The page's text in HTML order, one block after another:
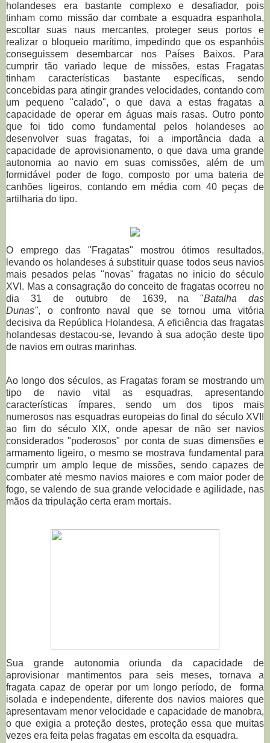
holandeses era bastante complexo e desafiador, pois
tinham como missão dar combate a esquadra espanhola,
escoltar suas naus mercantes, proteger seus portos e
realizar o bloqueio marítimo, impedindo que os espanhóis
conseguissem desembarcar nos Países Baixos. Para
cumprir tão variado leque de missões, estas Fragatas
tinham características bastante específicas, sendo
concebidas para atingir grandes velocidades, contando com
um pequeno "calado", o que dava a estas fragatas a
capacidade de operar em águas mais rasas. Outro ponto
que foi tido como fundamental pelos holandeses ao
desenvolver suas fragatas, foi a importância dada a
capacidade de aprovisionamento, o que dava uma grande
autonomia ao navio em suas comissões, além de um
formidável poder de fogo, composto por uma bateria de
canhões ligeiros, contando em média com 40 peças de
artilharia do tipo.
O emprego das "Fragatas" mostrou ótimos resultados,
levando os holandeses á substituir quase todos seus navios
mais pesados pelas "novas" fragatas no inicio do século
XVI. Mas a consagração do conceito de fragatas ocorreu no
dia 31 de outubro de 1639, na "Batalha das
Dunas", o confronto naval que se tornou uma vitória
decisiva da República Holandesa, A eficiência das fragatas
holandesas destacou-se, levando à sua adoção deste tipo
de navios em outras marinhas.
Ao longo dos séculos, as Fragatas foram se mostrando um
tipo de navio vital as esquadras, apresentando
características ímpares, sendo um dos tipos mais
numerosos nas esquadras europeias do final do século XVII
ao fim do século XIX, onde apesar de não ser navios
considerados "poderosos" por conta de suas dimensões e
armamento ligeiro, o mesmo se mostrava fundamental para
cumprir um amplo leque de missões, sendo capazes de
combater até mesmo navios maiores e com maior poder de
fogo, se valendo de sua grande velocidade e agilidade, nas
mãos da tripulação certa eram mortais.
Sua grande autonomia oriunda da capacidade de
aprovisionar mantimentos para seis meses, tornava a
fragata capaz de operar por um longo período, de forma
isolada e independente, diferente dos navios maiores que
apresentavam menor velocidade e capacidade de manobra,
o que exigia a proteção destes, proteção essa que muitas
vezes era feita pelas fragatas em escolta da esquadra.